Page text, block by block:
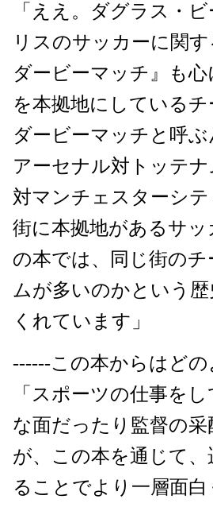
「ええ。ダグラス・
リスのサッカーに関
ダービーマッチ』も
を本拠地にしている
ダービーマッチと呼
アーセナル対トッテ
対マンチェスターシ
街に本拠地があるサ
の本では、同じ街の
ムが多いのかという
くれています」
------この本からはど
「スポーツの仕事を
な面だったり監督の
が、この本を通じて
ることでより一層面